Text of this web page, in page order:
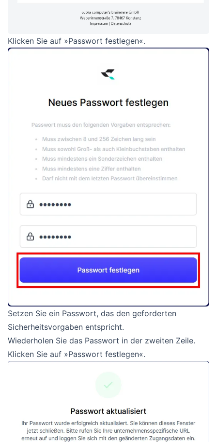
Klicken Sie auf »Passwort festlegen«.
Setzen Sie ein Passwort, das den geforderten
Sicherheitsvorgaben entspricht.
Wiederholen Sie das Passwort in der zweiten Zeile.
Klicken Sie auf »Passwort festlegen«.